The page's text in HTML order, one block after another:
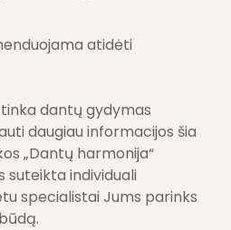
atidėti
dantų gydymas
daugiau informacijos šia
„Dantų harmonija“
suteikta individuali
specialistai Jums parinks